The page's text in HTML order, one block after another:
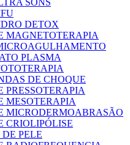
SONS
DETOX
MAGNETOTERAPIA
PLASMA
DE CHOQUE
PRESSOTERAPIA
MESOTERAPIA
MICRODERMOABRASÃO
CRIOLIPÓLISE
PELE